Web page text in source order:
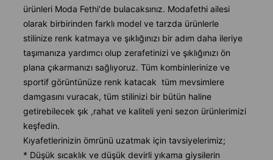
ürünleri Moda Fethi'de bulacaksınız. Modafethi ailesi
olarak birbirinden farklı model ve tarzda ürünlerle
stilinize renk katmaya ve şıklığınızı bir adım daha ileriye
taşımanıza yardımcı olup zerafetinizi ve şıklığınızı ön
plana çıkarmanızı sağlıyoruz. Tüm kombinlerinize ve
sportif görüntünüze renk katacak tüm mevsimlere
damgasını vuracak, tüm stilinizi bir bütün haline
getirebilecek şık ,rahat ve kaliteli yeni sezon ürünlerimizi
keşfedin.
Kıyafetlerinizin ömrünü uzatmak için tavsiyelerimiz;
* Düşük sıcaklık ve düşük devirli yıkama giysilerin